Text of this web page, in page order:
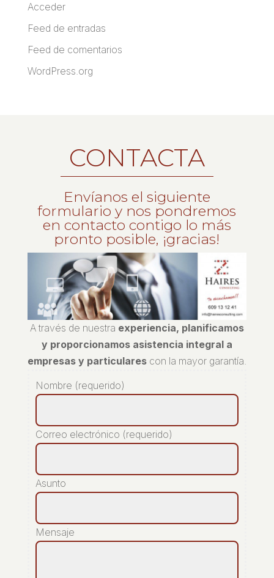
Acceder
Feed de entradas
Feed de comentarios
WordPress.org
CONTACTA
Envíanos el siguiente
formulario y nos pondremos
en contacto contigo lo más
pronto posible, ¡gracias!
A través de nuestra experiencia, planificamos
y proporcionamos asistencia integral a
empresas y particularescon la mayor garantía.
Nombre (requerido)
Correo electrónico (requerido)
Asunto
Mensaje